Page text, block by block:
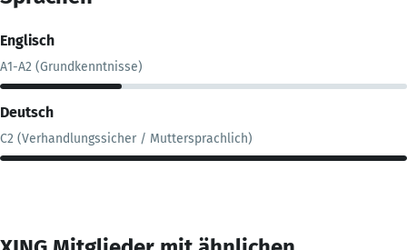
Englisch
A1-A2 (Grundkenntnisse)
Deutsch
C2 (Verhandlungssicher / Muttersprachlich)